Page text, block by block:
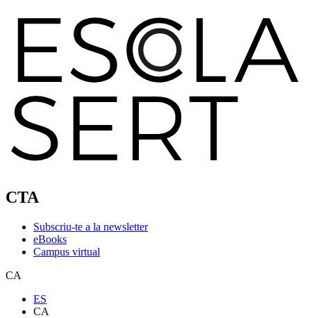
CTA
Subscriu-te a la newsletter
eBooks
Campus virtual
CA
ES
CA